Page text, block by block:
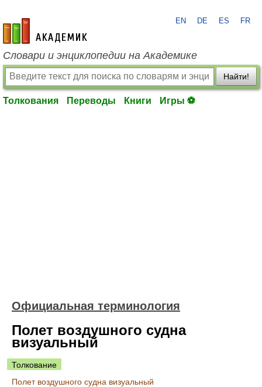
academic.ru
EN DE ES FR
Словари и энциклопедии на Академике
Найти!
Толкования Переводы Книги Игры ⚽
Официальная терминология
Полет воздушного судна
визуальный
Толкование
Полет воздушного судна визуальный